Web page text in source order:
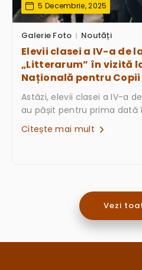
5 Decembrie, 2025
Galerie Foto Noutăți
Elevii clasei a IV-a de
„Litterarum” în vizită
Națională pentru Copii
Astăzi, elevii clasei a IV-a
au pășit pentru prima dată
Citește mai mult
Vezi